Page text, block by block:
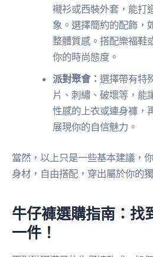
襯衫或西裝外套，能打
象。選擇簡約的配飾，
整體質感。搭配樂福鞋
你的時尚態度。
派對聚會：選擇帶有特
片、刺繡、破壞等，能
性感的上衣或連身褲，
展現你的自信魅力。
當然，以上只是一些基本建議，
身材，自由搭配，穿出屬於你的
牛仔褲選購指南：找
一件！